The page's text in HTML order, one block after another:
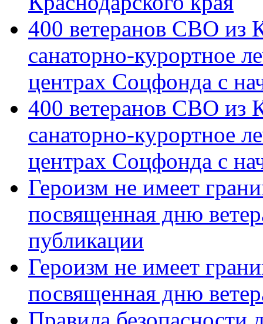
400 ветеранов СВО из
санаторно-курортное
центрах Соцфонда с
400 ветеранов СВО из
санаторно-курортное
центрах Соцфонда с
Героизм не имеет
посвященная дню
публикации
Героизм не имеет
посвященная дню